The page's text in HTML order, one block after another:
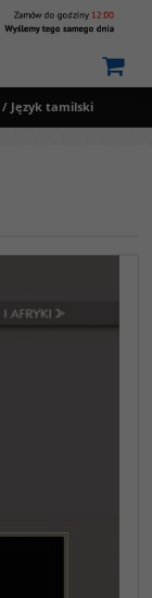
/ Język tamilski